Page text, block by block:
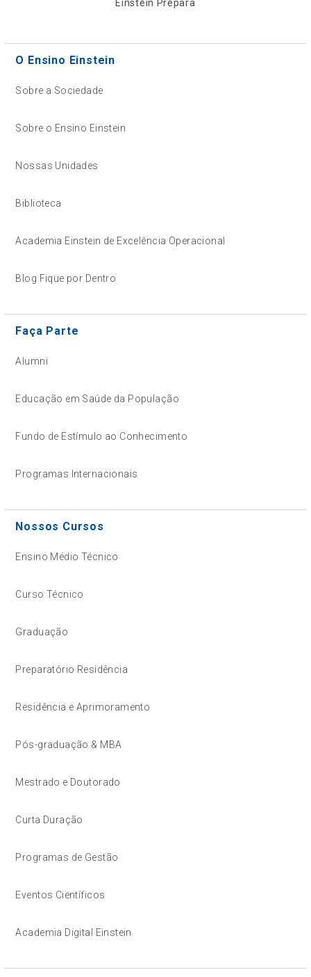
Einstein Prepara
O Ensino Einstein
Sobre a Sociedade
Sobre o Ensino Einstein
Nossas Unidades
Biblioteca
Academia Einstein de Excelência Operacional
Blog Fique por Dentro
Faça Parte
Alumni
Educação em Saúde da População
Fundo de Estímulo ao Conhecimento
Programas Internacionais
Nossos Cursos
Ensino Médio Técnico
Curso Técnico
Graduação
Preparatório Residência
Residência e Aprimoramento
Pós-graduação & MBA
Mestrado e Doutorado
Curta Duração
Programas de Gestão
Eventos Científicos
Academia Digital Einstein